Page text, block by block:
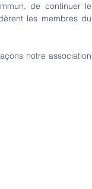
de continuer le
les membres du
notre association